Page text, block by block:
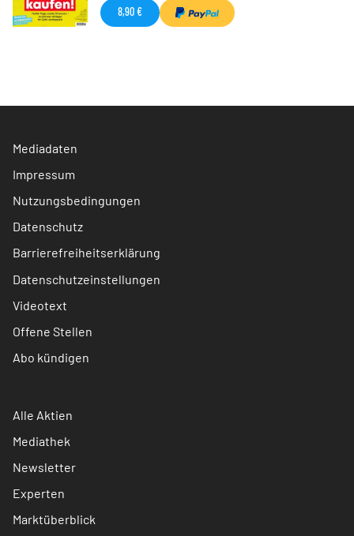
8,90 €
Mediadaten
Impressum
Nutzungsbedingungen
Datenschutz
Barrierefreiheitserklärung
Datenschutzeinstellungen
Videotext
Offene Stellen
Abo kündigen
Alle Aktien
Mediathek
Newsletter
Experten
Marktüberblick